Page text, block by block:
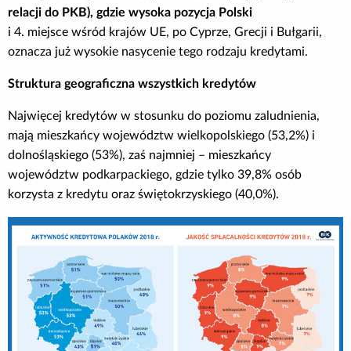
relacji do PKB), gdzie wysoka pozycja Polski
i 4. miejsce wśród krajów UE, po Cyprze, Grecji i Bułgarii,
oznacza już wysokie nasycenie tego rodzaju kredytami.
Struktura geograficzna wszystkich kredytów
Najwięcej kredytów w stosunku do poziomu zaludnienia,
mają mieszkańcy województw wielkopolskiego (53,2%) i
dolnośląskiego (53%), zaś najmniej – mieszkańcy
województw podkarpackiego, gdzie tylko 39,8% osób
korzysta z kredytu oraz świętokrzyskiego (40,0%).